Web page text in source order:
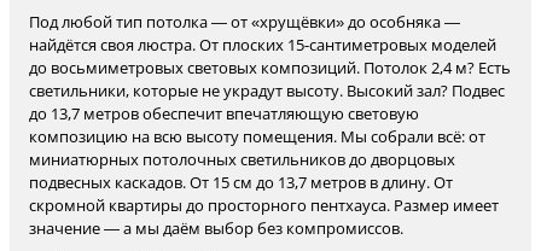
Под любой тип потолка — от «хрущёвки» до особняка —
найдётся своя люстра. От плоских 15-сантиметровых моделей
до восьмиметровых световых композиций. Потолок 2,4 м? Есть
светильники, которые не украдут высоту. Высокий зал? Подвес
до 13,7 метров обеспечит впечатляющую световую
композицию на всю высоту помещения. Мы собрали всё: от
миниатюрных потолочных светильников до дворцовых
подвесных каскадов. От 15 см до 13,7 метров в длину. От
скромной квартиры до просторного пентхауса. Размер имеет
значение — а мы даём выбор без компромиссов.